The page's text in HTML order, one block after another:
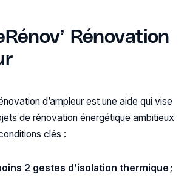
Rénovation
d’ampleur est une aide qui vise
de rénovation énergétique ambitieux
clés :
2 gestes d’isolation thermique ;